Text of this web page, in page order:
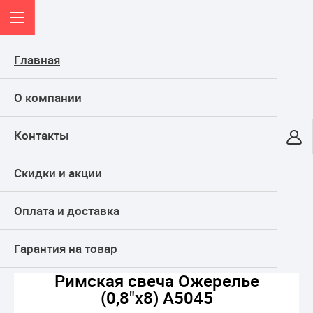
Главная
О компании
Контакты
Скидки и акции
Оплата и доставка
Гарантия на товар
Онлайн-гипермаркет
КАТАЛОГ
Римская свеча Ожерелье  (0,8"х8) A5045
Римская свеча Ожерелье
(0,8"х8) A5045